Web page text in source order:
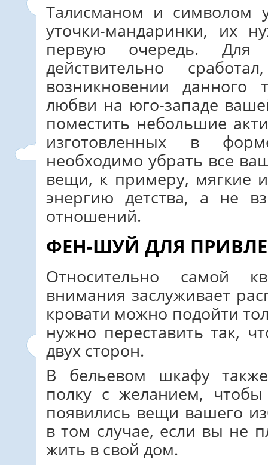
Талисманом и символом
уточки-мандаринки, их
первую очередь. Для
действительно
возникновении
любви на юго-западе
поместить небольшие
изготовленных в
необходимо убрать все
вещи, к примеру, мягкие
энергию детства, а не
отношений.
ФЕН-ШУЙ ДЛЯ
Относительно самой
внимания заслуживает
кровати можно подойти
нужно переставить так,
двух сторон.
В бельевом шкафу
полку с желанием,
появились вещи вашего
в том случае, если вы не
жить в свой дом.